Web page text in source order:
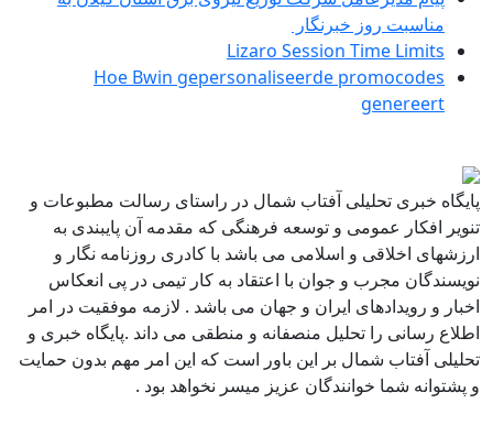
مناسبت روز خبرنگار ‌
Lizaro Session Time Limits
Hoe Bwin gepersonaliseerde promocodes
genereert
پایگاه خبری تحلیلی آفتاب شمال در راستای رسالت مطبوعات و
تنویر افکار عمومی و توسعه فرهنگی که مقدمه آن پایبندی به
ارزشهای اخلاقی و اسلامی می باشد با کادری روزنامه نگار و
نویسندگان مجرب و جوان با اعتقاد به کار تیمی در پی انعکاس
اخبار و رویدادهای ایران و جهان می باشد . لازمه موفقیت در امر
اطلاع رسانی را تحلیل منصفانه و منطقی می داند .پایگاه خبری و
تحلیلی آفتاب شمال بر این باور است که این امر مهم بدون حمایت
و پشتوانه شما خوانندگان عزیز میسر نخواهد بود .